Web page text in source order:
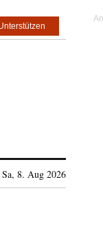
Sa, 8. Aug 2026